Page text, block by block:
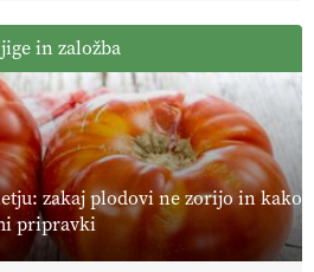
in založba
zakaj plodovi ne zorijo in kako
pripravki